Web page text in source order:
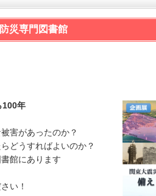
災専門図書館
100年
害があったのか？
どうすればよいのか？
館にあります
い！